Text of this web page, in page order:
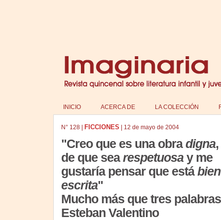
INICIO ACERCA DE LA COLECCIÓN
N° 128| FICCIONES 12 de mayo de 2004
"Creo que es una obradigna,
de que searespetuosay me
gustaría pensar que estábien
escrita"
Mucho más que tres
Esteban Valentino